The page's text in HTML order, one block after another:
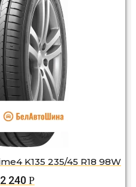
K135 235/45 R18 98W
240Р